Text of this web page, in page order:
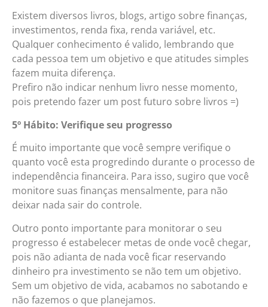
Existem diversos livros, blogs, artigo sobre finanças,
investimentos, renda fixa, renda variável, etc.
Qualquer conhecimento é valido, lembrando que
cada pessoa tem um objetivo e que atitudes simples
fazem muita diferença.
Prefiro não indicar nenhum livro nesse momento,
pois pretendo fazer um post futuro sobre livros =)
5º Hábito: Verifique seu progresso
É muito importante que você sempre verifique o
quanto você esta progredindo durante o processo de
independência financeira. Para isso, sugiro que você
monitore suas finanças mensalmente, para não
deixar nada sair do controle.
Outro ponto importante para monitorar o seu
progresso é estabelecer metas de onde você chegar,
pois não adianta de nada você ficar reservando
dinheiro pra investimento se não tem um objetivo.
Sem um objetivo de vida, acabamos no sabotando e
não fazemos o que planejamos.